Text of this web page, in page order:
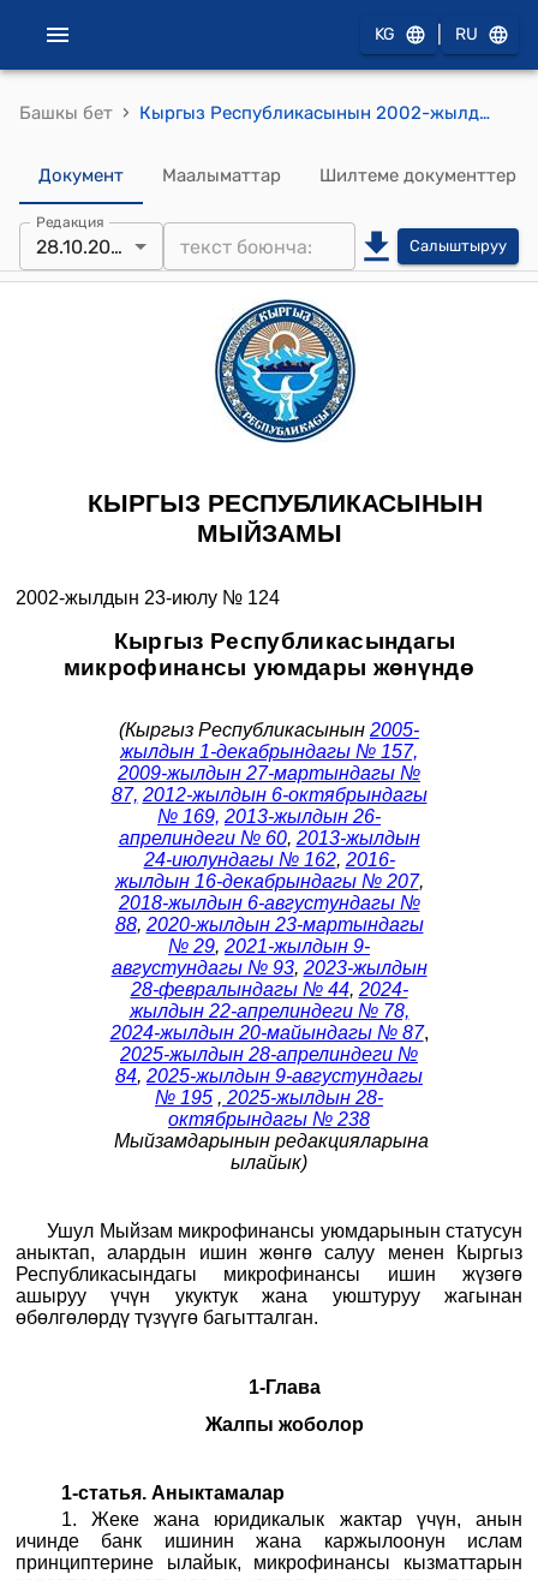
KG RU
Башкы бет › Кыргыз Республикасынын 2002-жылдын 23-июлундагы № 124 "Кыргыз Республикасындагы микрофинансы уюмдары жөнүндө" Мыйзамы
Документ Маалыматтар Шилтеме документтер
Редакция
28.10.2025 Салыштыруу